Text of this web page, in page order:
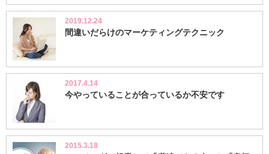
2019.12.24
間違いだらけのマーケティングテクニック
2017.4.14
今やっていることが合っているか不安です
2015.3.18